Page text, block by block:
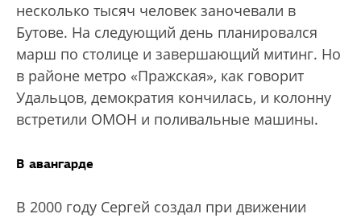
несколько тысяч человек заночевали в
Бутове. На следующий день планировался
марш по столице и завершающий митинг. Но
в районе метро «Пражская», как говорит
Удальцов, демократия кончилась, и колонну
встретили ОМОН и поливальные машины.
В авангарде
В 2000 году Сергей создал при движении